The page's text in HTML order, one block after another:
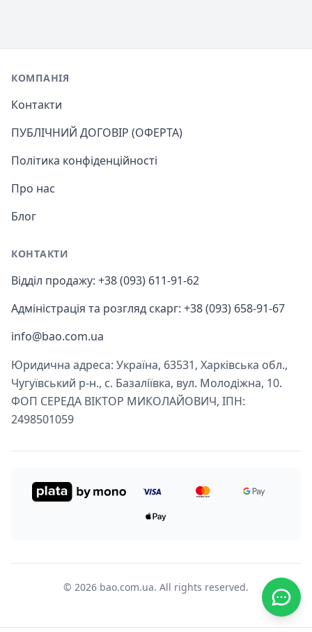
Footer
КОМПАНІЯ
Контакти
ПУБЛІЧНИЙ ДОГОВІР (ОФЕРТА)
Політика конфіденційності
Про нас
Блог
КОНТАКТИ
Відділ продажу: +38 (093) 611-91-62
Адміністрація та розгляд скарг: +38 (093) 658-91-67
info@bao.com.ua
Юридична адреса: Україна, 63531, Харківська обл.,
Чугуївський р-н., с. Базаліївка, вул. Молодіжна, 10.
ФОП СЕРЕДА ВІКТОР МИКОЛАЙОВИЧ, ІПН:
2498501059
© 2026 bao.com.ua. All rights reserved.